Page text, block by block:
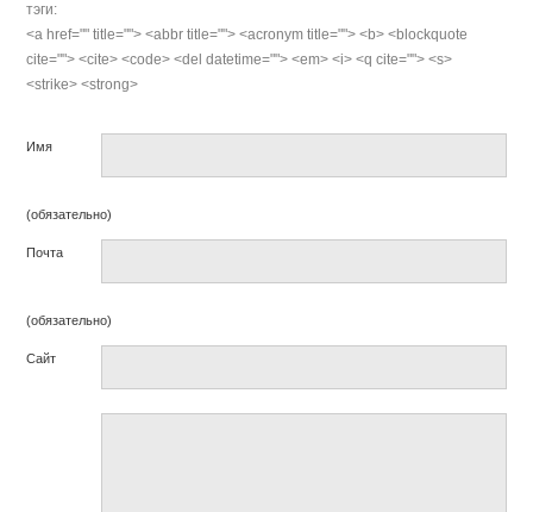
тэги:
<a href="" title=""> <abbr title=""> <acronym title=""> <b> <blockquote
cite=""> <cite> <code> <del datetime=""> <em> <i> <q cite=""> <s>
<strike> <strong>
Имя
(обязательно)
Почта
(обязательно)
Сайт